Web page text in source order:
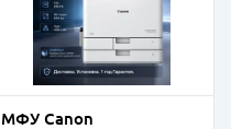
МФУ Canon